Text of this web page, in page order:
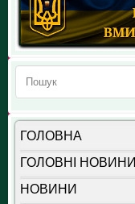
ГОЛОВНА
ГОЛОВНІ НОВИНИ
НОВИНИ